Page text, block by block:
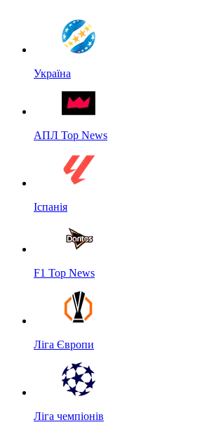
Україна
АПЛ Top News
Іспанія
F1 Top News
Ліга Європи
Ліга чемпіонів